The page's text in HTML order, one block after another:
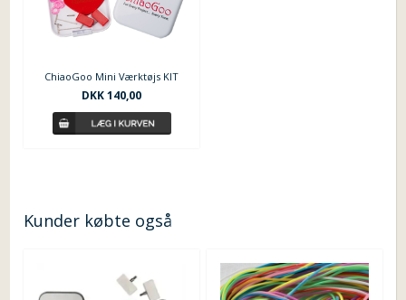
ChiaoGoo Mini Værktøjs KIT
DKK 140,00
Kunder købte også